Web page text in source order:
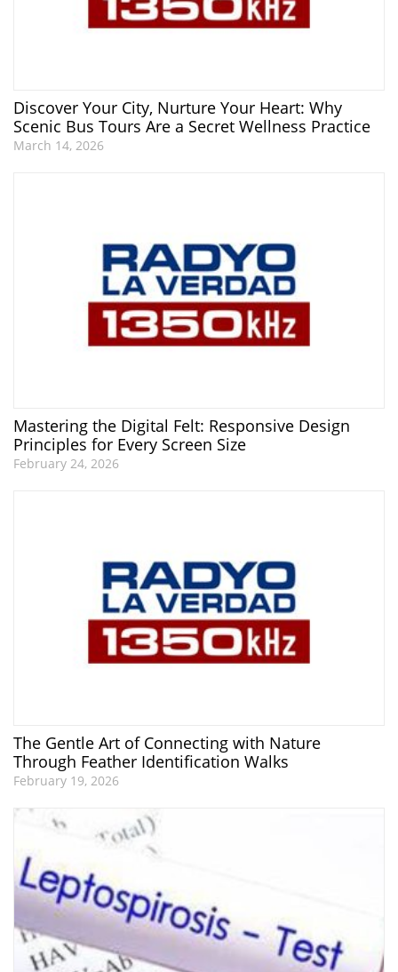
Discover Your City, Nurture Your Heart: Why
Scenic Bus Tours Are a Secret Wellness Practice
March 14, 2026
Mastering the Digital Felt: Responsive Design
Principles for Every Screen Size
February 24, 2026
The Gentle Art of Connecting with Nature
Through Feather Identification Walks
February 19, 2026